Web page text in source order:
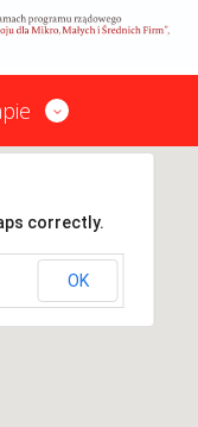
correctly.
OK